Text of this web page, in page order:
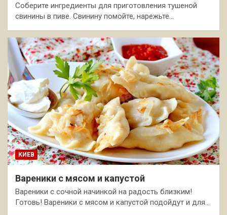
Соберите ингредиенты для приготовления тушеной
свинины в пиве. Свинину помойте, нарежьте…
КИЕВ
Вареники с мясом и капустой
Вареники с сочной начинкой на радость близким!
Готовь! Вареники с мясом и капустой подойдут и для…